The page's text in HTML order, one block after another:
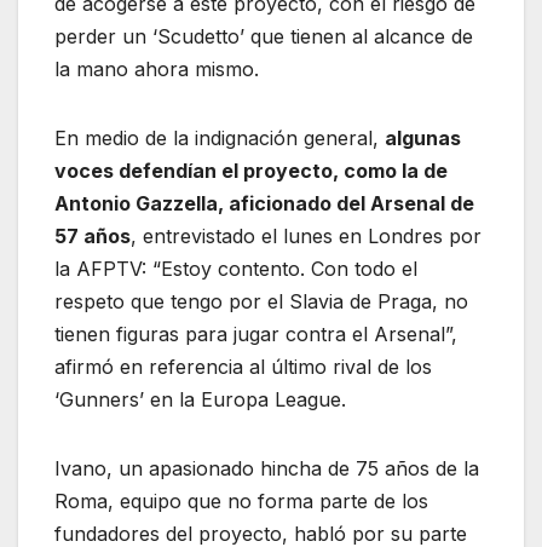
perder un ‘Scudetto’ que tienen al alcance de
la mano ahora mismo.
En medio de la indignación general, algunas
voces defendían el proyecto, como la de
Antonio Gazzella, aficionado del Arsenal de
57 años, entrevistado el lunes en Londres por
la AFPTV: “Estoy contento. Con todo el
respeto que tengo por el Slavia de Praga, no
tienen figuras para jugar contra el Arsenal”,
afirmó en referencia al último rival de los
‘Gunners’ en la Europa League.
Ivano, un apasionado hincha de 75 años de la
Roma, equipo que no forma parte de los
fundadores del proyecto, habló por su parte